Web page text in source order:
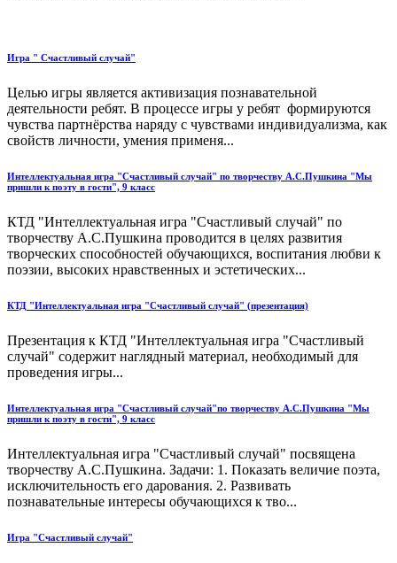
Игра " Счастливый случай"
Целью игры является активизация познавательной
деятельности ребят. В процессе игры у ребят формируются
чувства партнёрства наряду с чувствами индивидуализма, как
свойств личности, умения применя...
Интеллектуальная игра "Счастливый случай" по творчеству А.С.Пушкина "Мы
пришли к поэту в гости", 9 класс
КТД "Интеллектуальная игра "Счастливый случай" по
творчеству А.С.Пушкина проводится в целях развития
творческих способностей обучающихся, воспитания любви к
поэзии, высоких нравственных и эстетических...
КТД "Интеллектуальная игра "Счастливый случай" (презентация)
Презентация к КТД "Интеллектуальная игра "Счастливый
случай" содержит наглядный материал, необходимый для
проведения игры...
Интеллектуальная игра "Счастливый случай"по творчеству А.С.Пушкина "Мы
пришли к поэту в гости", 9 класс
Интеллектуальная игра "Счастливый случай" посвящена
творчеству А.С.Пушкина. Задачи: 1. Показать величие поэта,
исключительность его дарования. 2. Развивать
познавательные интересы обучающихся к тво...
Игра "Счастливый случай"